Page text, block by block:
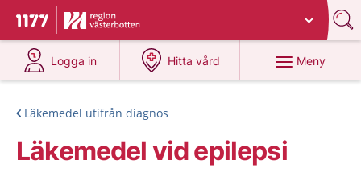
Till startsidan för 1177
Du har valt region
Logga in
på 1177.se
Hitta vård
på 1177.se
Meny
Läkemedel utifrån diagnos
Läkemedel vid epilepsi